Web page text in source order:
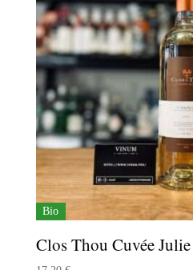
Bio
Clos Thou Cuvée